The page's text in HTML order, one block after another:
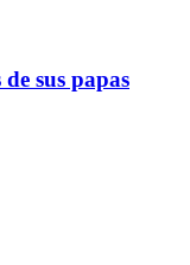
sus papas